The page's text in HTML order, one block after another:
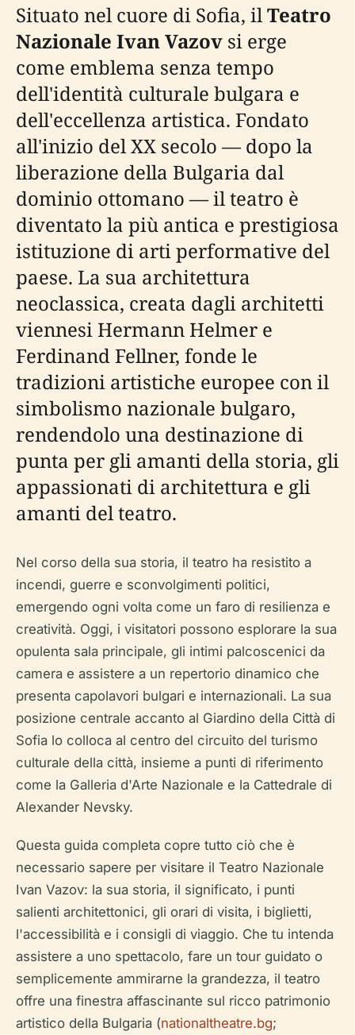
Situato nel cuore di Sofia, ilTeatro
Nazionale Ivan Vazov si erge
come emblema senza tempo
dell'identità culturale bulgara e
dell'eccellenza artistica. Fondato
all'inizio del XX secolo — dopo la
liberazione della Bulgaria dal
dominio ottomano — il teatro è
diventato la più antica e prestigiosa
istituzione di arti performative del
paese. La sua architettura
neoclassica, creata dagli architetti
viennesi Hermann Helmer e
Ferdinand Fellner, fonde le
tradizioni artistiche europee con il
simbolismo nazionale bulgaro,
rendendolo una destinazione di
punta per gli amanti della storia, gli
appassionati di architettura e gli
amanti del teatro.
Nel corso della sua storia, il teatro ha resistito a
incendi, guerre e sconvolgimenti politici,
emergendo ogni volta come un faro di resilienza e
creatività. Oggi, i visitatori possono esplorare la sua
opulenta sala principale, gli intimi palcoscenici da
camera e assistere a un repertorio dinamico che
presenta capolavori bulgari e internazionali. La sua
posizione centrale accanto al Giardino della Città di
Sofia lo colloca al centro del circuito del turismo
culturale della città, insieme a punti di riferimento
come la Galleria d'Arte Nazionale e la Cattedrale di
Alexander Nevsky.
Questa guida completa copre tutto ciò che è
necessario sapere per visitare il Teatro Nazionale
Ivan Vazov: la sua storia, il significato, i punti
salienti architettonici, gli orari di visita, i biglietti,
l'accessibilità e i consigli di viaggio. Che tu intenda
assistere a uno spettacolo, fare un tour guidato o
semplicemente ammirarne la grandezza, il teatro
offre una finestra affascinante sul ricco patrimonio
artistico della Bulgaria (nationaltheatre.bg;